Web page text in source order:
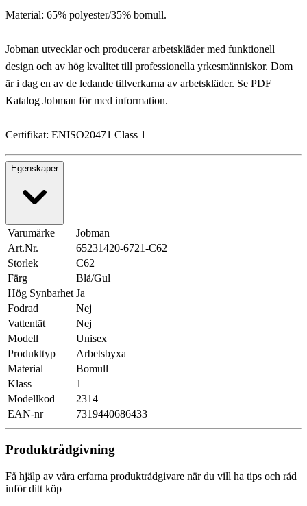
Material: 65% polyester/35% bomull.
Jobman utvecklar och producerar arbetskläder med funktionell
design och av hög kvalitet till professionella yrkesmänniskor. Dom
är i dag en av de ledande tillverkarna av arbetskläder. Se PDF
Katalog Jobman för med information.
Certifikat: ENISO20471 Class 1
Egenskaper
Varumärke
Jobman
Art.Nr.
65231420-6721-C62
Storlek
C62
Färg
Blå/Gul
Hög Synbarhet Ja
Fodrad
Nej
Vattentät
Nej
Modell
Unisex
Produkttyp
Arbetsbyxa
Material
Bomull
Klass
1
Modellkod
2314
EAN-nr
7319440686433
Produktrådgivning
Få hjälp av våra erfarna produktrådgivare när du vill ha tips och råd
inför ditt köp